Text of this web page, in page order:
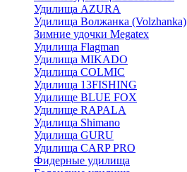
Удилища AZURA
Удилища Волжанка (Volzhanka)
Зимние удочки Megatex
Удилища Flagman
Удилища MIKADO
Удилища COLMIC
Удилища 13FISHING
Удилище BLUE FOX
Удилище RAPALA
Удилища Shimano
Удилища GURU
Удилища CARP PRO
Фидерные удилища